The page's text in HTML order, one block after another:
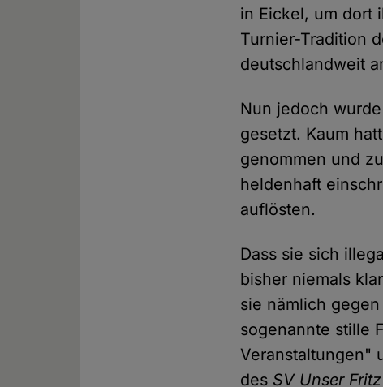
in Eickel, um dort
Turnier-Tradition
deutschlandweit
Nun jedoch
gesetzt. Kaum
genommen und
heldenhaft
auflösten.
Dass sie sich
bisher niemals
sie nämlich gegen
sogenannte stille
Veranstaltungen"
des SV Unser Fritz